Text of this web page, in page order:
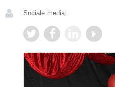
Sociale media: